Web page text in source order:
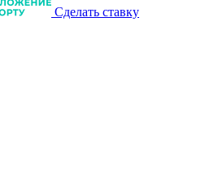
Сделать ставку